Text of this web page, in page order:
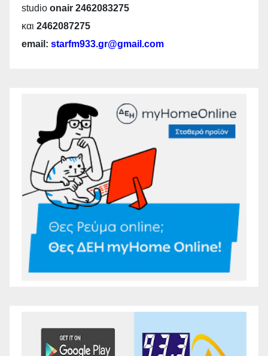
studio onair 2462083275
και 2462087275
email: starfm933.gr@gmail.com